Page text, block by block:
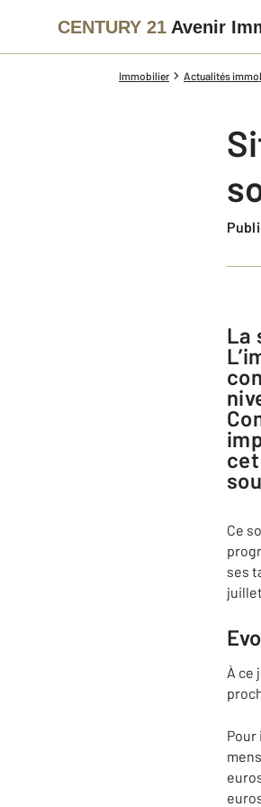
CENTURY 21 Avenir
Immobilier Actualités
La situation politique inédite en France impacte de nombreux domaines.
Ce
ses
À ce
Pour